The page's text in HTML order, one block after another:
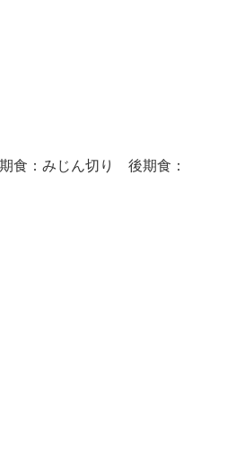
：みじん切り 後期食：